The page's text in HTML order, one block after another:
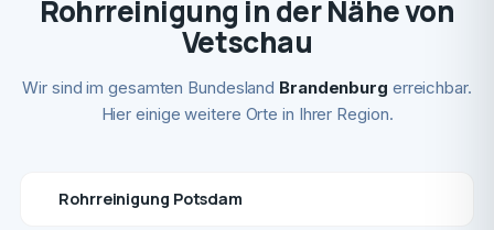
Rohrreinigung in der Nähe von
Vetschau
Wir sind im gesamten Bundesland Brandenburg erreichbar.
Hier einige weitere Orte in Ihrer Region.
Rohrreinigung Potsdam